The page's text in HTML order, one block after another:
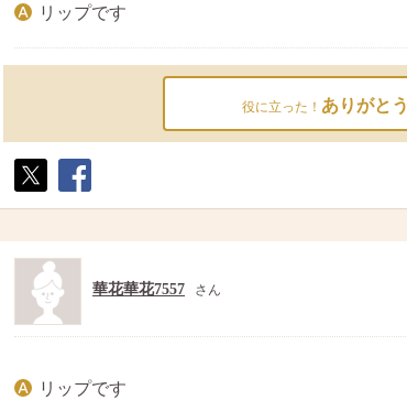
リップです
役に立った！ ありがとう
ト
ア
華花華花7557 さん
リップです